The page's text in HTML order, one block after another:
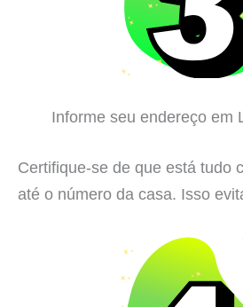
Informe seu endereço em
Certifique-se de que está tudo
até o número da casa. Isso